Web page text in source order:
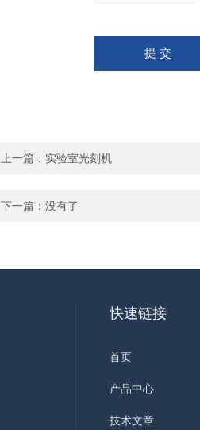
上一篇： 实验室光刻机
下一篇：没有了
快速链接
首页
产品中心
技术文章